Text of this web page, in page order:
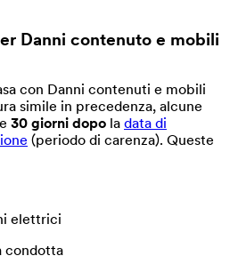
Danni contenuto e mobili
con Danni contenuti e mobili
simile in precedenza, alcune
30 giorni dopo la data di
(periodo di carenza). Queste
elettrici
condotta